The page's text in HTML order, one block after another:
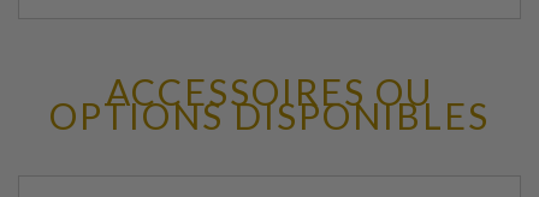
ACCESSOIRES OU
OPTIONS DISPONIBLES